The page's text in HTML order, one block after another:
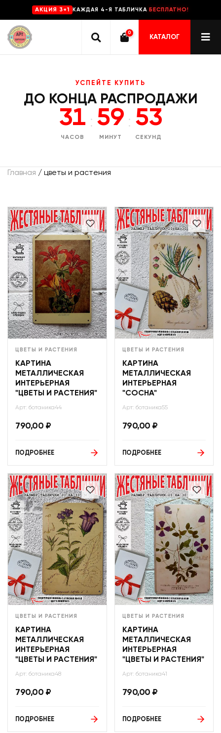
AKЦИЯ 3+1 КАЖДАЯ 4-Я ТАБЛИЧКА БЕСПЛАТНО!
0
КАТАЛОГ
УСПЕЙТЕ КУПИТЬ
ДО КОНЦА РАСПРОДАЖИ
31
ЧАСОВ
: 59
МИНУТ
: 53
СЕКУНД
Главная / цветы и растения
ЦВЕТЫ И РАСТЕНИЯ
КАРТИНА
МЕТАЛЛИЧЕСКАЯ
ИНТЕРЬЕРНАЯ
"ЦВЕТЫ И РАСТЕНИЯ"
Арт: ботаника44
790,00 ₽
ПОДРОБНЕЕ
ЦВЕТЫ И РАСТЕНИЯ
КАРТИНА
МЕТАЛЛИЧЕСКАЯ
ИНТЕРЬЕРНАЯ
"СОСНА"
Арт: ботаника55
790,00 ₽
ПОДРОБНЕЕ
ЦВЕТЫ И РАСТЕНИЯ
КАРТИНА
МЕТАЛЛИЧЕСКАЯ
ИНТЕРЬЕРНАЯ
"ЦВЕТЫ И РАСТЕНИЯ"
Арт: ботаника48
790,00 ₽
ПОДРОБНЕЕ
ЦВЕТЫ И РАСТЕНИЯ
КАРТИНА
МЕТАЛЛИЧЕСКАЯ
ИНТЕРЬЕРНАЯ
"ЦВЕТЫ И РАСТЕНИЯ"
Арт: ботаника41
790,00 ₽
ПОДРОБНЕЕ